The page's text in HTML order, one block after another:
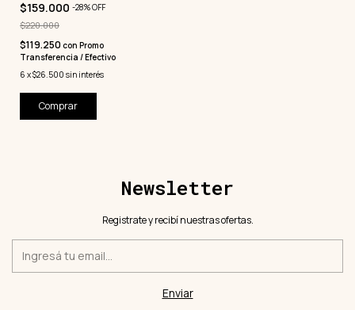
$159.000 -28%OFF
$220.000
$119.250 con Promo
Transferencia / Efectivo
6 x$26.500 sin interés
Comprar
Newsletter
Registrate y recibí nuestras ofertas.